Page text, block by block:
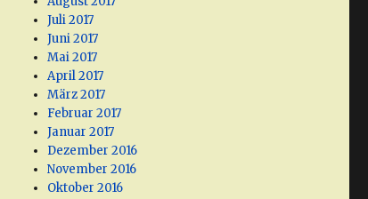
Juli 2017
Juni 2017
Mai 2017
April 2017
März 2017
Februar 2017
Januar 2017
Dezember 2016
November 2016
Oktober 2016